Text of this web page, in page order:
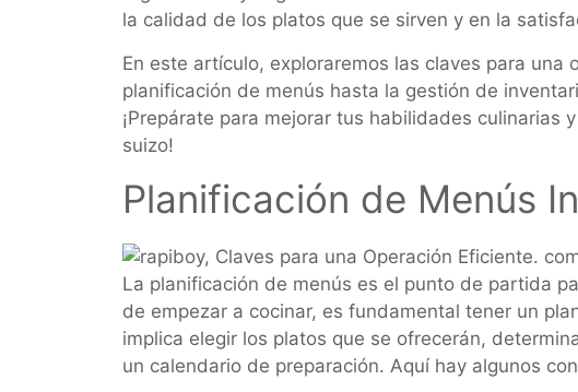
la calidad de los platos que se sirven y en la
En este artículo, exploraremos las claves para
planificación de menús hasta la gestión de
¡Prepárate para mejorar tus habilidades culinarias
suizo!
Planificación de Menús
La planificación de menús es el punto de partida
de empezar a cocinar, es fundamental tener un
implica elegir los platos que se ofrecerán,
un calendario de preparación. Aquí hay algunos